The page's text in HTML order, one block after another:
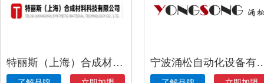
特丽斯（上海）合成材料科技有限公司 宁波涌松自动